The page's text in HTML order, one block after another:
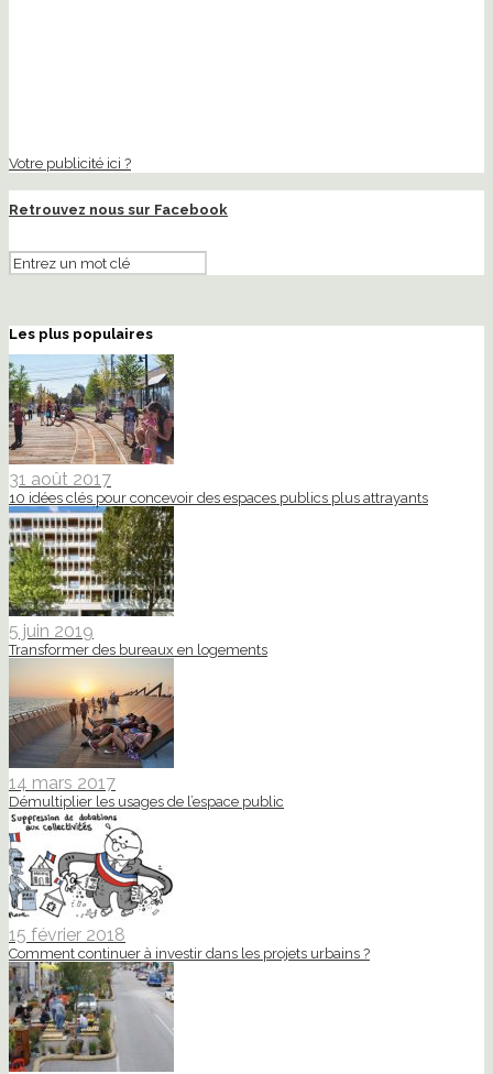
Votre publicité ici ?
Retrouvez nous sur Facebook
Les plus populaires
31 août 2017
10 idées clés pour concevoir des espaces publics plus attrayants
5 juin 2019
Transformer des bureaux en logements
14 mars 2017
Démultiplier les usages de l’espace public
15 février 2018
Comment continuer à investir dans les projets urbains ?